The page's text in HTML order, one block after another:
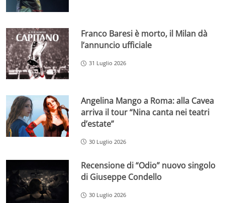
Franco Baresi è morto, il Milan dà
l’annuncio ufficiale
31 Luglio 2026
Angelina Mango a Roma: alla Cavea
arriva il tour “Nina canta nei teatri
d’estate”
30 Luglio 2026
Recensione di “Odio” nuovo singolo
di Giuseppe Condello
30 Luglio 2026